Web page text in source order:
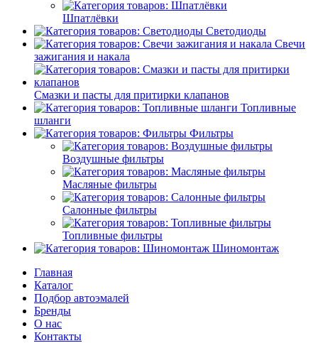
Шпатлёвки
Светодиоды
Свечи
зажигания и накала
Смазки и пасты для притирки клапанов
Топливные
шланги
Фильтры
Воздушные фильтры
Масляные фильтры
Салонные фильтры
Топливные фильтры
Шиномонтаж
Главная
Каталог
Подбор автоэмалей
Бренды
О нас
Контакты